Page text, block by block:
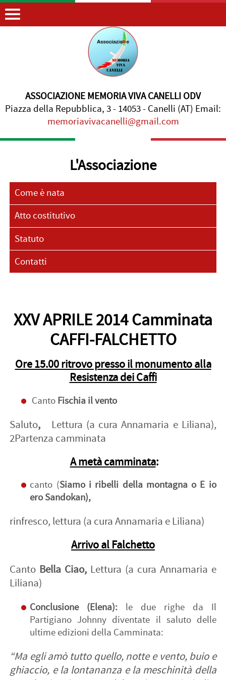
ASSOCIAZIONE MEMORIA VIVA CANELLI ODV
Piazza della Repubblica, 3 - 14053 - Canelli (AT) Email:
memoriavivacanelli@gmail.com
L'Associazione
Come è nata
Atto costitutivo
Statuto
Contatti
XXV APRILE 2014 Camminata
CAFFI-FALCHETTO
Ore 15.00 ritrovo presso il monumento alla
Resistenza dei Caffi
Canto Fischia il vento
Saluto, Lettura (a cura Annamaria e Liliana),
2Partenza camminata
A metà camminata:
canto (Siamo i ribelli della montagna o E io
ero Sandokan),
rinfresco, lettura (a cura Annamaria e Liliana)
Arrivo al Falchetto
Canto Bella Ciao, Lettura (a cura Annamaria e
Liliana)
Conclusione (Elena): le due righe da Il
Partigiano Johnny diventate il saluto delle
ultime edizioni della Camminata:
“Ma egli amò tutto quello, notte e vento, buio e
ghiaccio, e la lontananza e la meschinità della